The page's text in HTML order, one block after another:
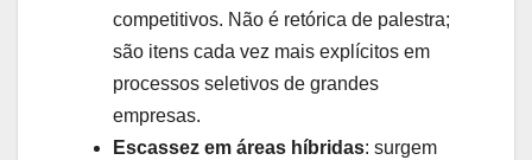
competitivos. Não é retórica de palestra;
são itens cada vez mais explícitos em
processos seletivos de grandes
empresas.
Escassez em áreas híbridas: surgem